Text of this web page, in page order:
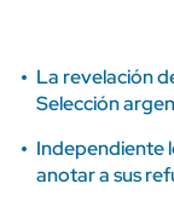
La revelación
Selección
Independiente
anotar a sus